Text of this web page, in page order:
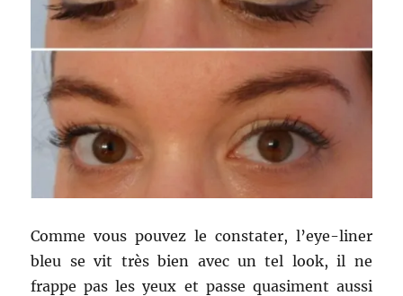
Comme vous pouvez le constater, l’eye-liner
bleu se vit très bien avec un tel look, il ne
frappe pas les yeux et passe quasiment aussi